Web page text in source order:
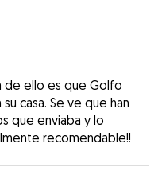
de ello es que Golfo
casa. Se ve que han
que enviaba y lo
recomendable!!